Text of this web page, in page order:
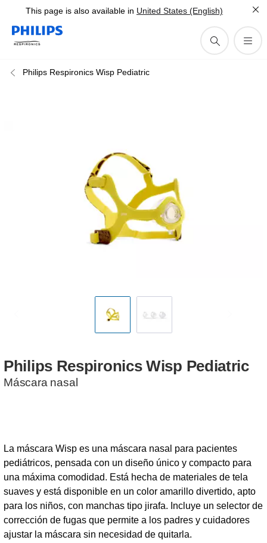
This page is also available in United States (English)
Philips Respironics Wisp Pediatric
Philips Respironics Wisp Pediatric
Máscara nasal
La máscara Wisp es una máscara nasal para pacientes
pediátricos, pensada con un diseño único y compacto para
una máxima comodidad. Está hecha de materiales de tela
suaves y está disponible en un color amarillo divertido, apto
para los niños, con manchas tipo jirafa. Incluye un selector de
corrección de fugas que permite a los padres y cuidadores
ajustar la máscara sin necesidad de quitarla.